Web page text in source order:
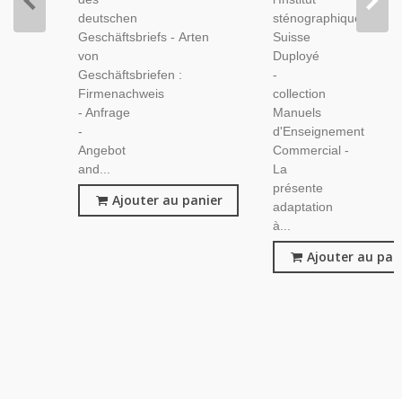
deutschen
Geschäftsbriefs - Arten
von
Geschäftsbriefen :
Firmenachweis
- Anfrage
-
Angebot
and...
Ajouter au panier
sténographique
Suisse
Duployé
-
collection
Manuels
d'Enseignement
Commercial -
La
présente
adaptation
à...
Ajouter au